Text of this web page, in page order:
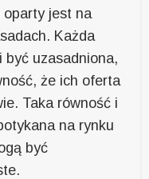
oparty jest na
Każda
być uzasadniona,
że ich oferta
Taka równość i
na rynku
być